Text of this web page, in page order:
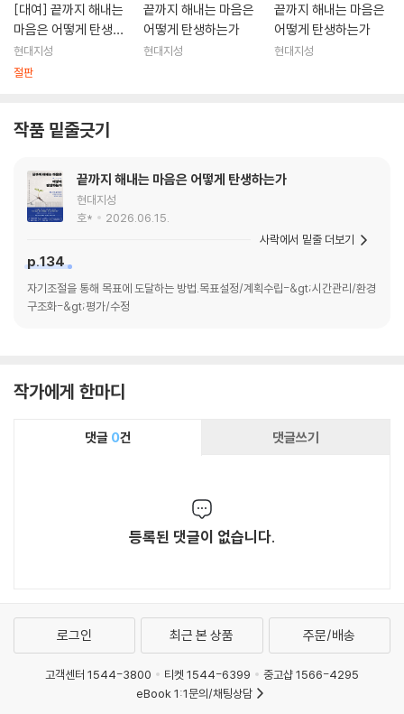
[대여] 끝까지 해내는
마음은 어떻게 탄생하
는가
현대지성
절판
끝까지 해내는 마음은
어떻게 탄생하는가
현대지성
끝까지 해내는 마음은
어떻게 탄생하는가
현대지성
작품 밑줄긋기
끝까지 해내는 마음은 어떻게 탄생하는가
현대지성
호*
2026.06.15.
p.134
자기조절을 통해 목표에 도달하는 방법.목표설정/계획수립-&gt;시간관리/환경
구조화-&gt;평가/수정
사락에서 밑줄 더보기
작가에게 한마디
댓글 0건 댓글쓰기
등록된 댓글이 없습니다.
로그인 최근 본 상품 주문/배송
고객센터 1544-3800 티켓 1544-6399
중고샵 1566-4295
eBook 1:1문의/채팅상담